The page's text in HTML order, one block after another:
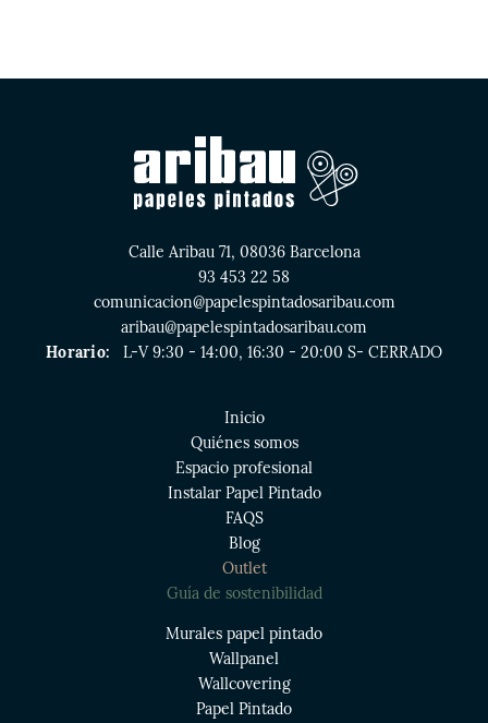
Calle Aribau 71, 08036 Barcelona
93 453 22 58
comunicacion@papelespintadosaribau.com
aribau@papelespintadosaribau.com
Horario:
L-V 9:30 - 14:00, 16:30 - 20:00 S- CERRADO
Inicio
Quiénes somos
Espacio profesional
Instalar Papel Pintado
FAQS
Blog
Outlet
Guía de sostenibilidad
Murales papel pintado
Wallpanel
Wallcovering
Papel Pintado